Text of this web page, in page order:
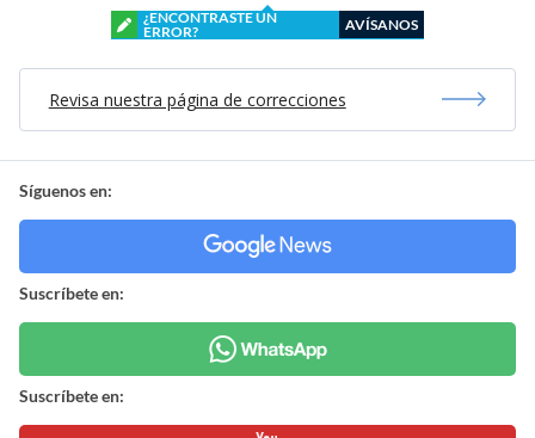
¿ENCONTRASTE UN
ERROR?
AVÍSANOS
Revisa nuestra página de correcciones
Síguenos en:
Suscríbete en:
Suscríbete en: